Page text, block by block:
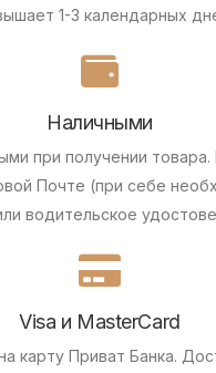
1-3 календарных
Наличными
при получении товара.
Почте (при себе
водительское
Visa и MasterCard
карту Приват Банка.